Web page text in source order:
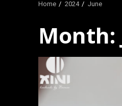
Home 2024 June
Month: